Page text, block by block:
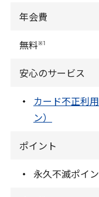
年会費
無料※
安心のサービス
カード不正利
ン）
ポイント
永久不滅ポイ